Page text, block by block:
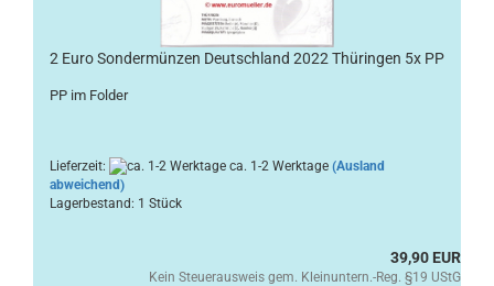
2 Euro Sondermünzen Deutschland 2022 Thüringen 5x PP
PP im Folder
Lieferzeit: ca. 1-2 Werktage (Ausland
abweichend)
Lagerbestand: 1 Stück
39,90 EUR
Kein Steuerausweis gem. Kleinuntern.-Reg. §19 UStG